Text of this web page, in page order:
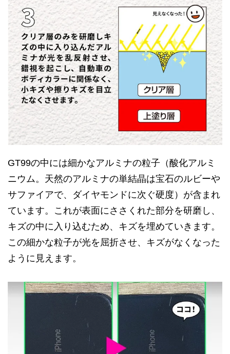
GT99の中には細かなアルミナの粒子（酸化アルミ
ニウム。天然のアルミナの単結晶は宝石のルビーや
サファイアで、ダイヤモンドに次ぐ硬度）が含まれ
ています。これが表面にささくれた部分を研磨し、
キズの中に入り込むため、キズを埋めていきます。
この細かな粒子が光を屈折させ、キズがなくなった
ように見えます。